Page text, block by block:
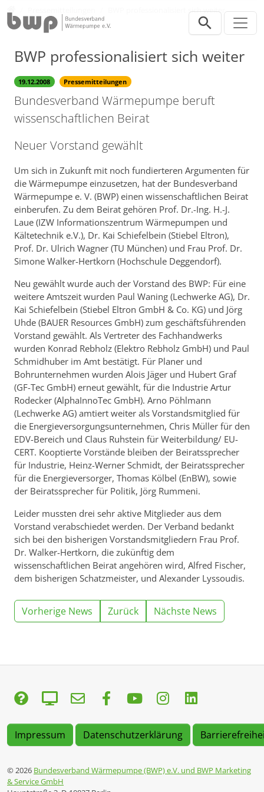
BWP professionalisiert sich weiter
BWP professionalisiert sich weiter
19.12.2008 Pressemitteilungen
Bundesverband Wärmepumpe beruft
wissenschaftlichen Beirat
Neuer Vorstand gewählt
Um sich in Zukunft mit noch fundierteren Argumenten für
die Wärmepumpe einzusetzen, hat der Bundesverband
Wärmepumpe e. V. (BWP) einen wissenschaftlichen Beirat
einberufen. Zu dem Beirat gehören Prof. Dr.-Ing. H.-J.
Laue (IZW Informationszentrum Wärmepumpen und
Kältetechnik e.V.), Dr. Kai Schiefelbein (Stiebel Eltron),
Prof. Dr. Ulrich Wagner (TU München) und Frau Prof. Dr.
Simone Walker-Hertkorn (Hochschule Deggendorf).
Neu gewählt wurde auch der Vorstand des BWP: Für eine
weitere Amtszeit wurden Paul Waning (Lechwerke AG), Dr.
Kai Schiefelbein (Stiebel Eltron GmbH & Co. KG) und Jörg
Uhde (BAUER Resources GmbH) zum geschäftsführenden
Vorstand gewählt. Als Vertreter des Fachhandwerks
wurden Konrad Rebholz (Elektro Rebholz GmbH) und Paul
Schmidhuber im Amt bestätigt. Für Planer und
Bohrunternehmen wurden Alois Jäger und Hubert Graf
(GF-Tec GmbH) erneut gewählt, für die Industrie Artur
Rodecker (AlphaInnoTec GmbH). Arno Pöhlmann
(Lechwerke AG) amtiert weiter als Vorstandsmitglied für
die Energieversorgungs­un­ter­nehmen, Chris Müller für den
EDV-Bereich und Claus Ruhstein für Weiterbildung/ EU-
CERT. Kooptierte Vorstände bleiben der Beiratssprecher
für Industrie, Heinz-Werner Schmidt, der Beiratssprecher
für die Energieversorger, Thomas Kölbel (EnBW), sowie
der Beiratssprecher für Politik, Jörg Rummeni.
Leider mussten drei sehr aktive Mitglieder aus dem
Vorstand verabschiedet werden. Der Verband bedankt
sich bei den bisherigen Vorstandsmitgliedern Frau Prof.
Dr. Walker-Hertkorn, die zukünftig dem
wissenschaftlichen Beirat angehören wird, Alfred Fischer,
dem bisherigen Schatzmeister, und Alexander Lyssoudis.
Vorherige News Zurück Nächste News
Impressum Datenschutzerklärung
© 2026 Bundesverband Wärmepumpe (BWP) e.V. und BWP Marketing
& Service GmbH